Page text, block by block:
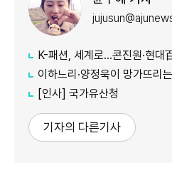
K-패션, 세계로…콘진원·현대
이하느리·양정욱이 망가뜨리
[인사] 국가유산청
기자의 다른기사